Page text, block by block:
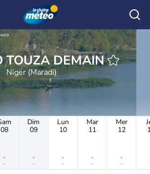
METEO TOUZA DEMAIN
Niger (Maradi)
08
-
-
Dim
09
-
-
Lun
10
-
-
Mar
11
-
-
Mer
12
-
-